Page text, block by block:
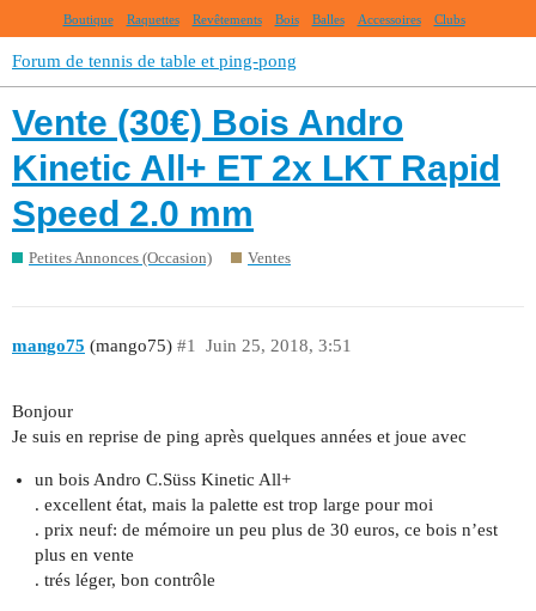
Boutique Raquettes Revêtements Bois Balles Accessoires Clubs
Forum de tennis de table et ping-pong
Vente (30€) Bois Andro
Kinetic All+ ET 2x LKT Rapid
Speed 2.0 mm
Petites Annonces (Occasion) Ventes
mango75 (mango75) Juin 25, 2018, 3:51
#1
Bonjour
Je suis en reprise de ping après quelques années et joue avec
un bois Andro C.Süss Kinetic All+
. excellent état, mais la palette est trop large pour moi
. prix neuf: de mémoire un peu plus de 30 euros, ce bois n’est
plus en vente
. trés léger, bon contrôle